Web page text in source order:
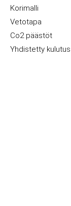
Korimalli
Vetotapa
Co2 päästöt
Yhdistetty kulutus